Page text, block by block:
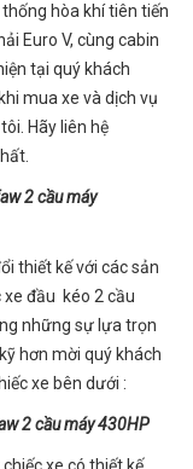
hòa khí tiên tiến
Euro V, cùng cabin
tại quý khách
mua xe và dịch vụ
Hãy liên hệ
2 cầu máy
thiết kế với các sản
xe đầu kéo 2 cầu
những sự lựa trọn
hơn mời quý khách
xe bên dưới :
2 cầu máy 430HP